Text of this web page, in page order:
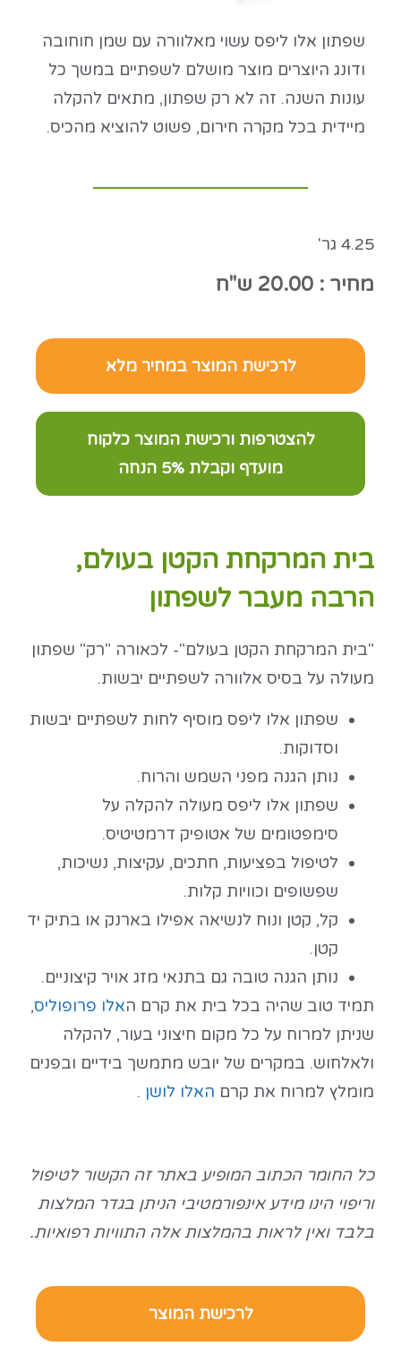
שפתון אלו ליפס עשוי מאלוורה עם שמן חוחובה
ודונג היוצרים מוצר מושלם לשפתיים במשך כל
עונות השנה. זה לא רק שפתון, מתאים להקלה
מיידית בכל מקרה חירום, פשוט להוציא מהכיס.
4.25 גר'
מחיר : 20.00 ש"ח
לרכישת המוצר במחיר מלא
להצטרפות ורכישת המוצר כלקוח
מועדף וקבלת 5% הנחה
בית המרקחת הקטן בעולם,
הרבה מעבר לשפתון
"בית המרקחת הקטן בעולם"- לכאורה "רק" שפתון
מעולה על בסיס אלוורה לשפתיים יבשות.
שפתון אלו ליפס מוסיף לחות לשפתיים יבשות
וסדוקות.
נותן הגנה מפני השמש והרוח.
שפתון אלו ליפס מעולה להקלה על
סימפטומים של אטופיק דרמטיטיס.
לטיפול בפציעות, חתכים, עקיצות, נשיכות,
שפשופים וכוויות קלות.
קל, קטן ונוח לנשיאה אפילו בארנק או בתיק יד
קטן.
נותן הגנה טובה גם בתנאי מזג אויר קיצוניים.
תמיד טוב שהיה בכל בית את קרם האלו פרופוליס,
שניתן למרוח על כל מקום חיצוני בעור, להקלה
ולאלחוש. במקרים של יובש מתמשך בידיים ובפנים
מומלץ למרוח את קרם האלו לושן .
כל החומר הכתוב המופיע באתר זה הקשור לטיפול
וריפוי הינו מידע אינפורמטיבי הניתן בגדר המלצות
בלבד ואין לראות בהמלצות אלה התוויות רפואיות.
לרכישת המוצר